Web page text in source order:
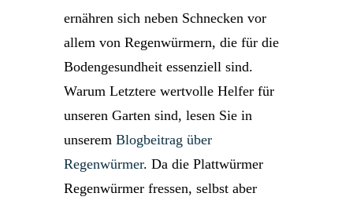
ernähren sich neben Schnecken vor
allem von Regenwürmern, die für die
Bodengesundheit essenziell sind.
Warum Letztere wertvolle Helfer für
unseren Garten sind, lesen Sie in
unserem Blogbeitrag über
Regenwürmer. Da die Plattwürmer
Regenwürmer fressen, selbst aber